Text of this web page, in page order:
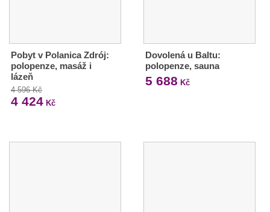
Pobyt v Polanica Zdrój:
polopenze, masáž i
lázeň
4 596 Kč
4 424 Kč
Dovolená u Baltu:
polopenze, sauna
5 688 Kč